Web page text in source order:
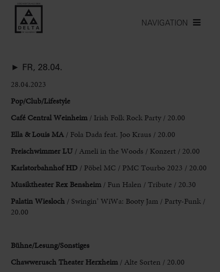
NAVIGATION
► FR, 28.04.
28.04.2023
Pop/Club/Lifestyle
Café Central Weinheim / Irish Folk Rock Party / 20.00
Ella & LouisMA / Fola Dada feat. Joo Kraus / 20.00
Freischwimmer LU / Ameli in the Woods / Konzert / 20.00
Karlstorbahnhof HD / Pöbel MC / PMC Tourbo 2023 / 20.00
Musiktheater Rex Bensheim / Fun Halen / Tribute / 20.30
Palatin Wiesloch / Swingin’ WiWa: Booty Jam / Party-Funk /
20.00
Bühne/Lesung/Sonstiges
Chawwerusch Theater Herxheim / Alte Sorten / 20.00